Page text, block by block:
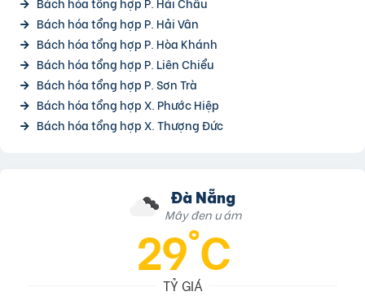
Bách hóa tổng hợp P. Hải Vân
Bách hóa tổng hợp P. Hòa Khánh
Bách hóa tổng hợp P. Liên Chiểu
Bách hóa tổng hợp P. Sơn Trà
Bách hóa tổng hợp X. Phước Hiệp
Bách hóa tổng hợp X. Thượng Đức
Đà Nẵng
Mây đen u ám
29°C
TỶ GIÁ